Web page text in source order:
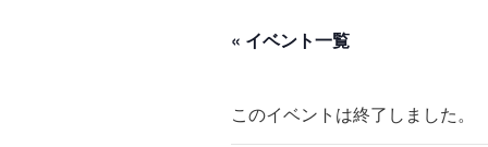
« イベント一覧
このイベントは終了しました。